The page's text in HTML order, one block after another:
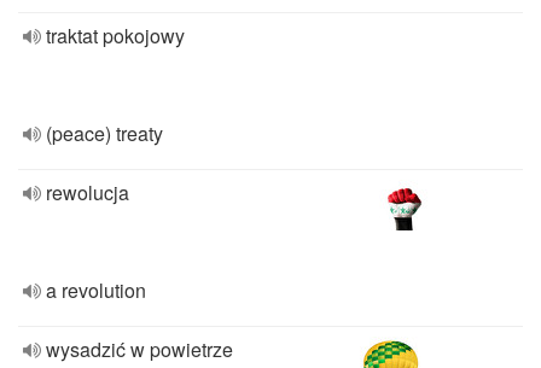
traktat pokojowy
(peace) treaty
rewolucja
a revolution
wysadzić w powietrze